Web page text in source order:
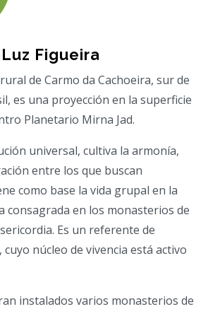
Figueira
de Carmo da Cachoeira, sur de
es una proyección en la superficie
Planetario Mirna Jad.
universal, cultiva la armonía,
entre los que buscan
como base la vida grupal en la
consagrada en los monasterios de
Es un referente de
núcleo de vivencia está activo
instalados varios monasterios de